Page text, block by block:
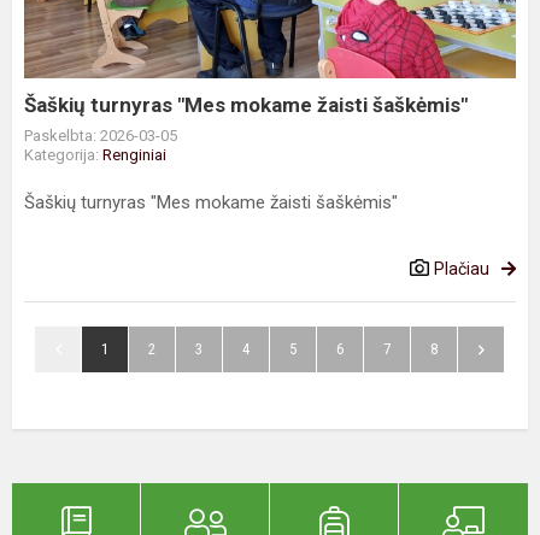
žaisti
šaškėmis"
Šaškių turnyras "Mes mokame žaisti šaškėmis"
Paskelbta: 2026-03-05
Kategorija: Renginiai
Šaškių turnyras "Mes mokame žaisti šaškėmis"
Plačiau
1 2 3 4 5 6 7 8